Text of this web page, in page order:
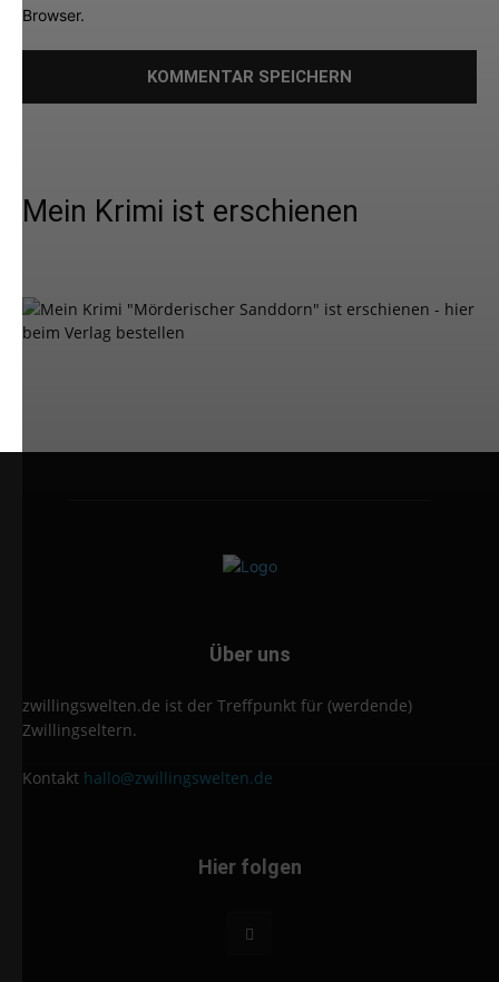
Browser.
Mein Krimi ist erschienen
Über uns
zwillingswelten.de ist der Treffpunkt für (werdende)
Zwillingseltern.
Kontakt hallo@zwillingswelten.de
Hier folgen